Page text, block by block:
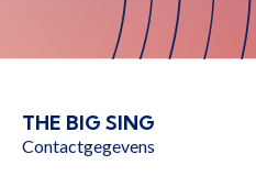
THE BIG SING
Contactgegevens